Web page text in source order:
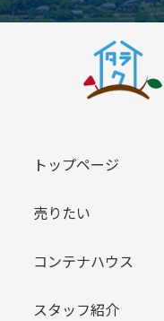
トップページ
売りたい
コンテナハウス
スタッフ紹介